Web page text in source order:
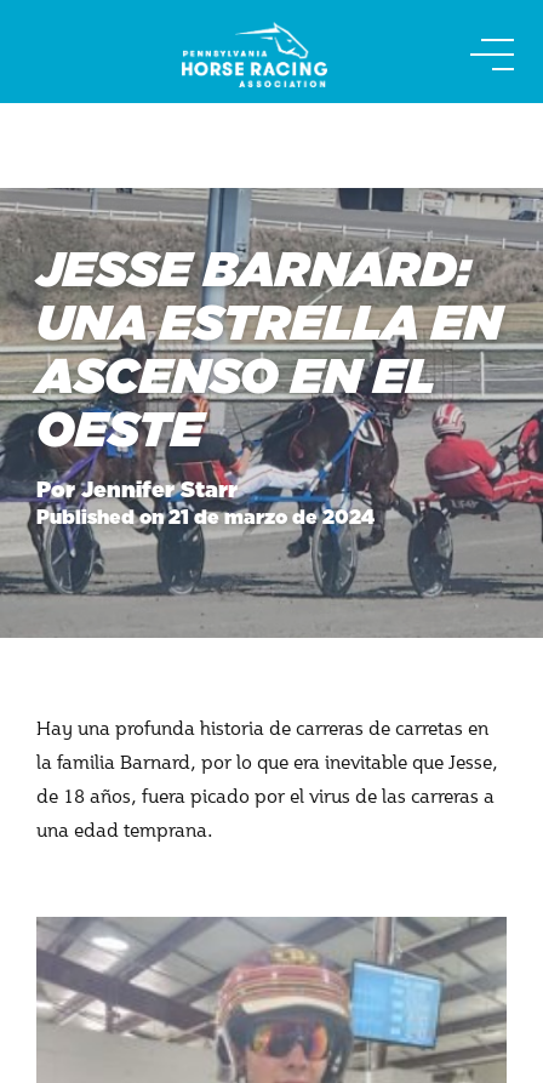
JESSE BARNARD:
UNA ESTRELLA EN
ASCENSO EN EL
OESTE
Por Jennifer Starr
Published on 21 de marzo de 2024
Hay una profunda historia de carreras de carretas en
la familia Barnard, por lo que era inevitable que Jesse,
de 18 años, fuera picado por el virus de las carreras a
una edad temprana.